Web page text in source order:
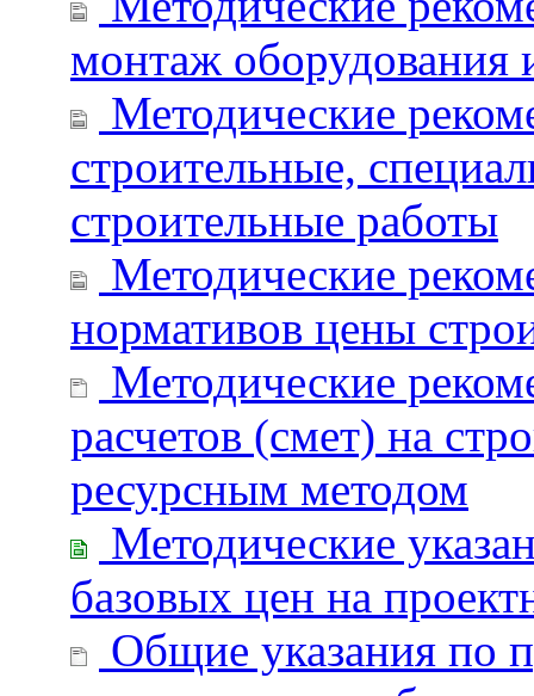
монтаж оборудования
Методические
строительные,
строительные работы
Методические
нормативов цены
Методические
расчетов (смет) на
ресурсным методом
Методические
базовых цен на
Общие указания по